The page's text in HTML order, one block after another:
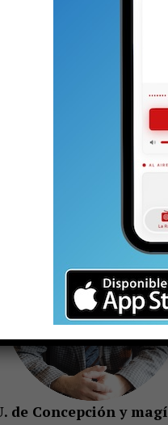
temporal no
terreno acogido
al
de los servicios y
a las unidades de
la antigua ley de
tribunales concluían
el aludido
permite bajo las
de Concepción y